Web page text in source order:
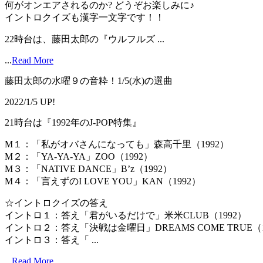
何がオンエアされるのか? どうぞお楽しみに♪
イントロクイズも漢字一文字です！！
22時台は、藤田太郎の『ウルフルズ ...
...Read More
藤田太郎の水曜９の音粋！1/5(水)の選曲
2022/1/5 UP!
21時台は『1992年のJ-POP特集』
M１：「私がオバさんになっても」森高千里（1992）
M２：「YA-YA-YA」ZOO（1992）
M３：「NATIVE DANCE」B’z（1992）
M４：「言えずのI LOVE YOU」KAN（1992）
☆イントロクイズの答え
イントロ１：答え「君がいるだけで」米米CLUB（1992）
イントロ２：答え「決戦は金曜日」DREAMS COME TRUE（
イントロ３：答え「 ...